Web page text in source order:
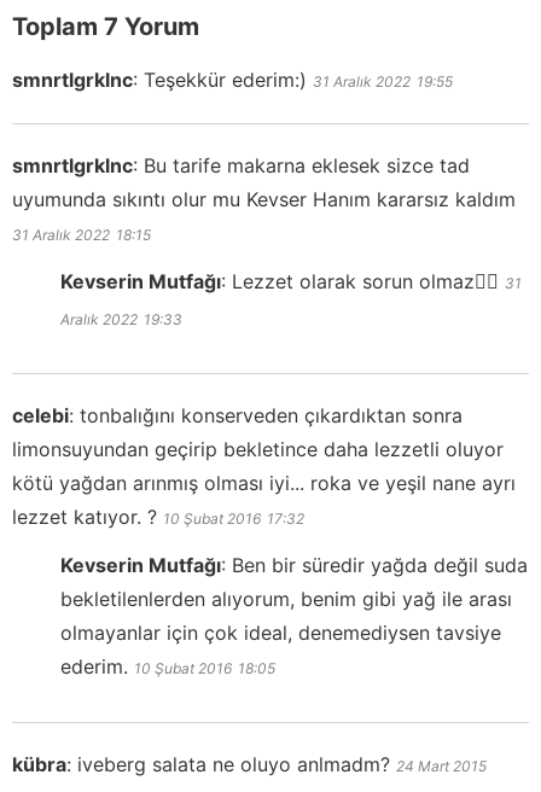
Toplam 7 Yorum
smnrtlgrklnc: Teşekkür ederim:) 31 Aralık 2022 19:55
smnrtlgrklnc: Bu tarife makarna eklesek sizce tad
uyumunda sıkıntı olur mu Kevser Hanım kararsız kaldım
31 Aralık 2022 18:15
Kevserin Mutfağı: Lezzet olarak sorun olmaz👍🏻 31
Aralık 2022 19:33
celebi: tonbalığını konserveden çıkardıktan sonra
limonsuyundan geçirip bekletince daha lezzetli oluyor
kötü yağdan arınmış olması iyi... roka ve yeşil nane ayrı
lezzet katıyor. ? 10 Şubat 2016 17:32
Kevserin Mutfağı: Ben bir süredir yağda değil suda
bekletilenlerden alıyorum, benim gibi yağ ile arası
olmayanlar için çok ideal, denemediysen tavsiye
ederim. 10 Şubat 2016 18:05
kübra: iveberg salata ne oluyo anlmadm? 24 Mart 2015